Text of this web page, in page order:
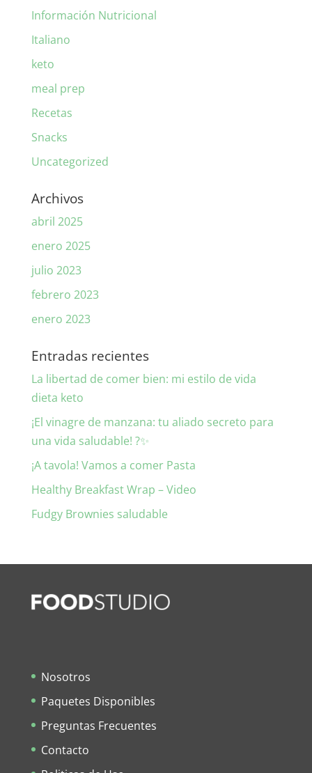
Información Nutricional
Italiano
keto
meal prep
Recetas
Snacks
Uncategorized
Archivos
abril 2025
enero 2025
julio 2023
febrero 2023
enero 2023
Entradas recientes
La libertad de comer bien: mi estilo de vida
dieta keto
¡El vinagre de manzana: tu aliado secreto para
una vida saludable! ?✨
¡A tavola! Vamos a comer Pasta
Healthy Breakfast Wrap – Video
Fudgy Brownies saludable
Nosotros
Paquetes Disponibles
Preguntas Frecuentes
Contacto